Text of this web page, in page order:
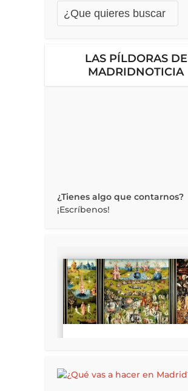
LAS PÍLDORAS DE
MADRIDNOTICIA
¿Tienes algo que contarnos?
¡Escríbenos!